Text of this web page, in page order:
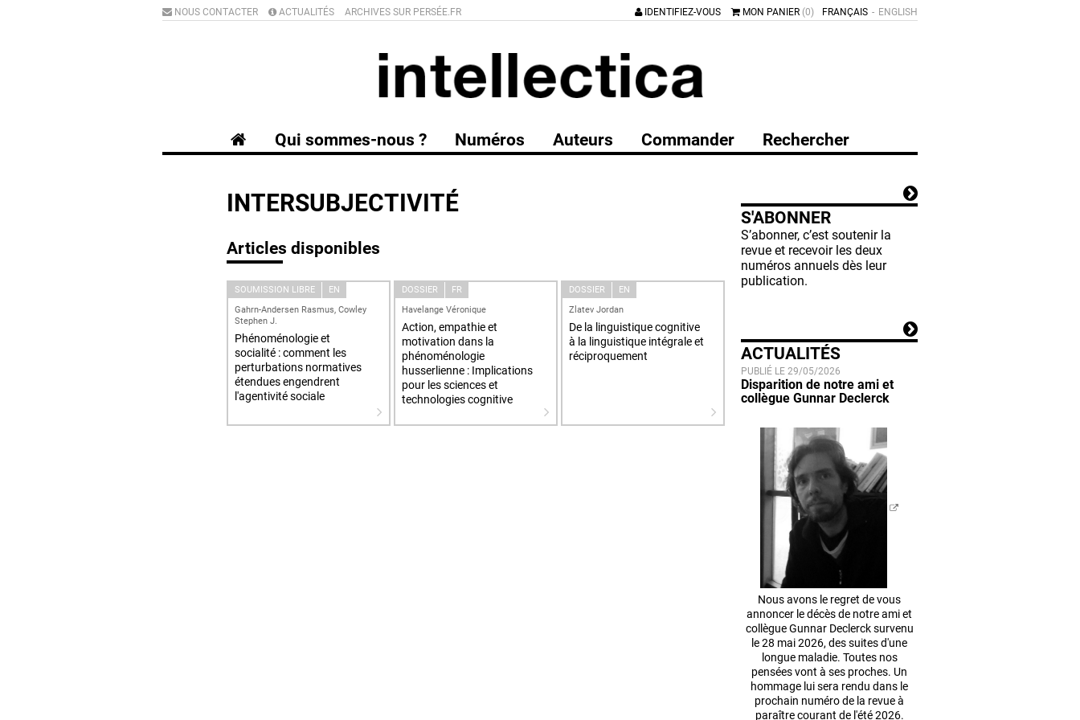
ENGLISH
FRANÇAIS
IDENTIFIEZ-VOUS MON PANIER (0)
NOUS CONTACTER ACTUALITÉS ARCHIVES SUR PERSÉE.FR
Qui sommes-nous ? Numéros Auteurs Commander Rechercher
INTERSUBJECTIVITÉ
Articles disponibles
SOUMISSION LIBRE
EN
Gahrn-Andersen Rasmus, Cowley
Stephen J.
Phénoménologie et
socialité : comment les
perturbations normatives
étendues engendrent
l'agentivité sociale
DOSSIER
FR
Havelange Véronique
Action, empathie et
motivation dans la
phénoménologie
husserlienne : Implications
pour les sciences et
technologies cognitive
DOSSIER
EN
Zlatev Jordan
De la linguistique cognitive
à la linguistique intégrale et
réciproquement
S'ABONNER
S’abonner, c’est soutenir la
revue et recevoir les deux
numéros annuels dès leur
publication.
ACTUALITÉS
PUBLIÉ LE 29/05/2026
Disparition de notre ami et
collègue Gunnar Declerck
Nous avons le regret de vous
annoncer le décès de notre ami et
collègue Gunnar Declerck survenu
le 28 mai 2026, des suites d'une
longue maladie. Toutes nos
pensées vont à ses proches. Un
hommage lui sera rendu dans le
prochain numéro de la revue à
paraître courant de l'été 2026.